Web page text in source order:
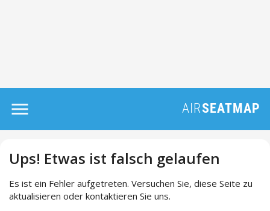
Ups! Etwas ist falsch gelaufen
Es ist ein Fehler aufgetreten. Versuchen Sie, diese Seite zu
aktualisieren oder kontaktieren Sie uns.